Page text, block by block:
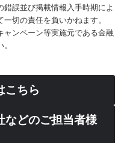
誤並び掲載情報入手時期によ
切の責任を負いかねます。
ャンペーン等実施元である金融
こちら
などのご担当者様